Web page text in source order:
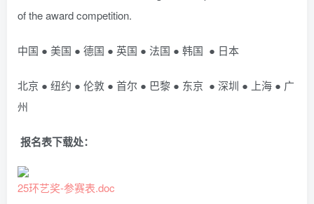
of the award competition.
中国 ● 美国 ● 德国 ● 英国 ● 法国 ● 韩国 ● 日本
北京 ● 纽约 ● 伦敦 ● 首尔 ● 巴黎 ● 东京 ● 深圳 ● 上海 ● 广
州
报名表下载处：
25环艺奖-参赛表.doc